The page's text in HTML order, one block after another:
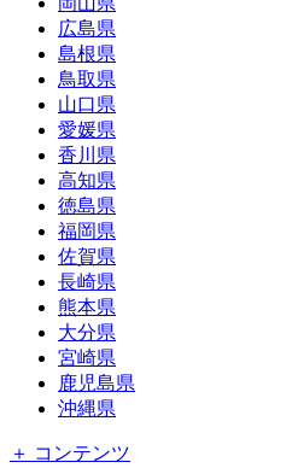
広島県
島根県
鳥取県
山口県
愛媛県
香川県
高知県
徳島県
福岡県
佐賀県
長崎県
熊本県
大分県
宮崎県
鹿児島県
沖縄県
＋ コンテンツ